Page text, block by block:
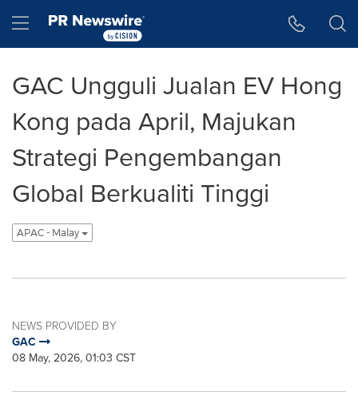
Hamburger menu
GAC Ungguli Jualan EV Hong
Kong pada April, Majukan
Strategi Pengembangan
Global Berkualiti Tinggi
APAC - Malay
NEWS PROVIDED BY
GAC
08 May, 2026, 01:03 CST